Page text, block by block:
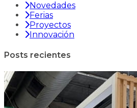
Novedades
Ferias
Proyectos
Innovación
Posts recientes